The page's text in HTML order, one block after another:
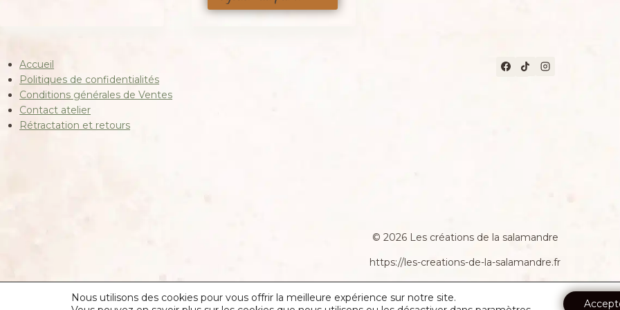
Accueil
Politiques de confidentialités
Conditions générales de Ventes
Contact atelier
Rétractation et retours
© 2026 Les créations de la salamandre
https://les-creations-de-la-salamandre.fr
Nous utilisons des cookies pour vous offrir la meilleure expérience sur notre site.